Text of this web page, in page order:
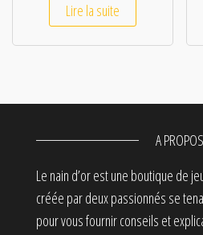
Lire la suite
A PROPOS
Le nain d’or est une boutique de
créée par deux passionnés se
pour vous fournir conseils et